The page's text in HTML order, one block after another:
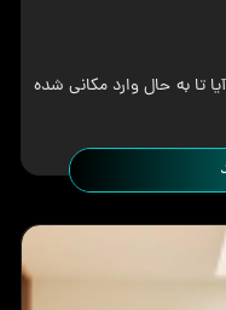
تا به حال وارد مکانی شده